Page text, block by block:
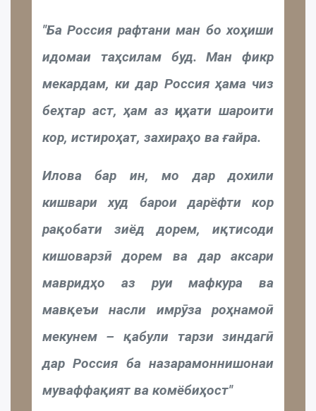
"Ба Россия рафтани ман бо хоҳиши
идомаи таҳсилам буд. Ман фикр
мекардам, ки дар Россия ҳама чиз
беҳтар аст, ҳам аз ҷиҳати шароити
кор, истироҳат, захираҳо ва ғайра.
Илова бар ин, мо дар дохили
кишвари худ барои дарёфти кор
рақобати зиёд дорем, иқтисоди
кишоварзӣ дорем ва дар аксари
мавридҳо аз руи мафкура ва
мавқеъи насли имрӯза роҳнамоӣ
мекунем – қабули тарзи зиндагӣ
дар Россия ба назарамоннишонаи
муваффақият ва комёбиҳост"